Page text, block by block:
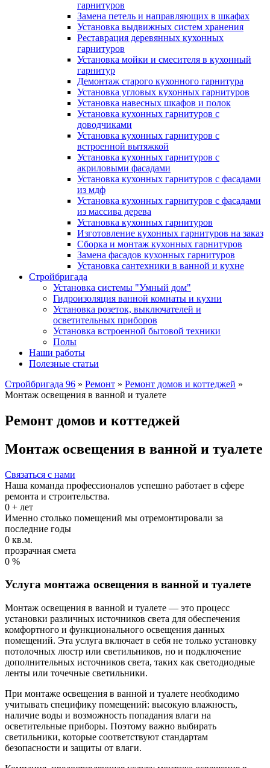
гарнитуров
Замена петель и направляющих в шкафах
Установка выдвижных систем хранения
Реставрация деревянных кухонных
гарнитуров
Установка мойки и смесителя в кухонный
гарнитур
Демонтаж старого кухонного гарнитура
Установка угловых кухонных гарнитуров
Установка навесных шкафов и полок
Установка кухонных гарнитуров с
доводчиками
Установка кухонных гарнитуров с
встроенной вытяжкой
Установка кухонных гарнитуров с
акриловыми фасадами
Установка кухонных гарнитуров с фасадами
из мдф
Установка кухонных гарнитуров с фасадами
из массива дерева
Установка кухонных гарнитуров
Изготовление кухонных гарнитуров на заказ
Сборка и монтаж кухонных гарнитуров
Замена фасадов кухонных гарнитуров
Установка сантехники в ванной и кухне
Стройбригада
Установка системы "Умный дом"
Гидроизоляция ванной комнаты и кухни
Установка розеток, выключателей и
осветительных приборов
Установка встроенной бытовой техники
Полы
Наши работы
Полезные статьи
Стройбригада 96 » Ремонт » Ремонт домов и коттеджей »
Монтаж освещения в ванной и туалете
Ремонт домов и коттеджей
Монтаж освещения в ванной и туалете
Связаться с нами
Наша команда профессионалов успешно работает в сфере
ремонта и строительства.
0 + лет
Именно столько помещений мы отремонтировали за
последние годы
0 кв.м.
прозрачная смета
0 %
Услуга монтажа освещения в ванной и туалете
Монтаж освещения в ванной и туалете — это процесс
установки различных источников света для обеспечения
комфортного и функционального освещения данных
помещений. Эта услуга включает в себя не только установку
потолочных люстр или светильников, но и подключение
дополнительных источников света, таких как светодиодные
ленты или точечные светильники.
При монтаже освещения в ванной и туалете необходимо
учитывать специфику помещений: высокую влажность,
наличие воды и возможность попадания влаги на
осветительные приборы. Поэтому важно выбирать
светильники, которые соответствуют стандартам
безопасности и защиты от влаги.